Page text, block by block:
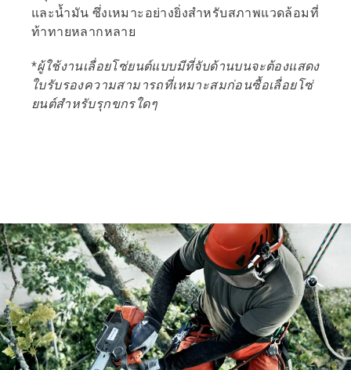
และน้ำมัน ซึ่งเหมาะอย่างยิ่งสำหรับสภาพแวดล้อมที่
ท้าทายหลากหลาย
*ผู้ใช้งานเลื่อยโซ่ยนต์แบบมีที่จับด้านบนจะต้องแสดง
ใบรับรองความสามารถที่เหมาะสมก่อนซื้อเลื่อยโซ่
ยนต์สำหรับรุกขกรใดๆ